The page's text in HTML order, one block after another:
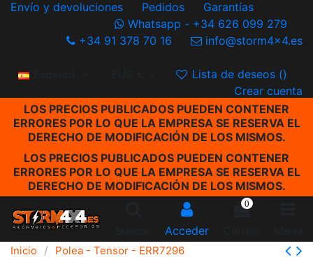
Envío y devoluciones Pedidos
Garantías
Whatsapp - +34 626 099 279
+34 91 378 70 16
info@storm4x4.es
Español Lista de deseos ()
Crear cuenta
LOS PRECIOS PUBLICADOS PUEDEN CONTENER
ERRORES POR LO QUE LA EMPRESA SE RESERVA EL
DERECHO DE MODIFICACIÓN DE LOS MISMOS.
LOS PRECIOS PUBLICADOS PUEDEN CONTENER
ERRORES POR LO QUE LA EMPRESA SE RESERVA EL
DERECHO DE MODIFICACIÓN DE LOS MISMOS.
Acceder
0
Inicio Polea - Tensor - ERR7296